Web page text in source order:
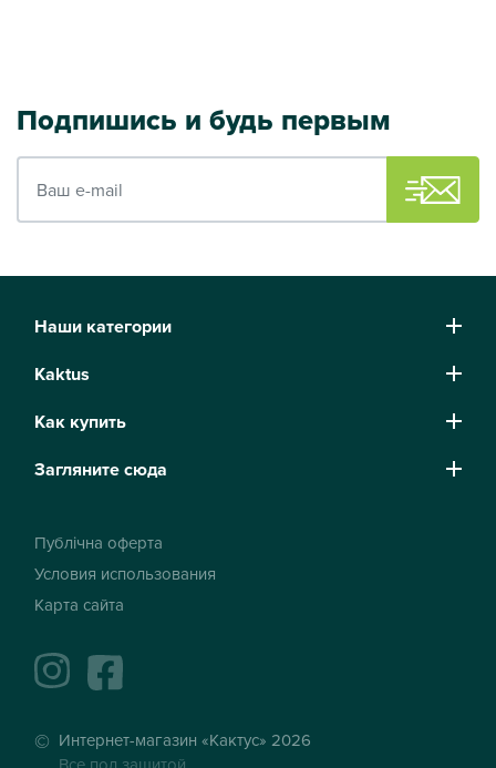
Подпишись и будь первым
Наши категории
Kaktus
Как купить
Загляните сюда
Публічна оферта
Условия использования
Карта сайта
instagramfacebook
Интернет-магазин «Кактус» 2026